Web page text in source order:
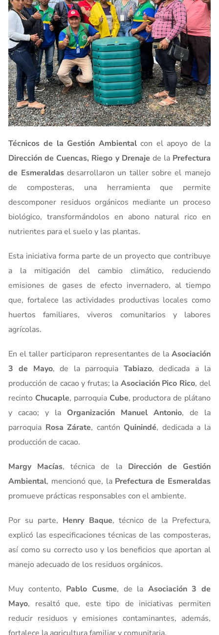
Técnicos de la Gestión Ambientalcon el apoyo de la
Dirección de Cuencas, Riego y Drenaje de la Prefectura
de Esmeraldasdesarrollaron un taller sobre el manejo
de composteras, una herramienta que permite
descomponer residuos orgánicos mediante un proceso
biológico, transformándolos en abono natural rico en
nutrientes para el suelo y las plantas.
Esta iniciativa forma parte de un proyecto que contribuye
a la mitigación del cambio climático, reduciendo
emisiones de gases de efecto invernadero, al tiempo
que, fortalece las actividades productivas locales como
huertos familiares, viveros comunitarios y labores
agrícolas.
En el taller participaron representantes de la Asociación
3 de Mayo, de la parroquia Tabiazo, dedicada a la
producción de cacao y frutas; la Asociación Pico Rico, del
recinto Chucaple, parroquia Cube, productora de plátano
y cacao; y la Organización Manuel Antonio, de la
parroquia Rosa Zárate, cantón Quinindé, dedicada a la
producción de cacao.
Margy Macías, técnica de la Dirección de Gestión
Ambiental, mencionó que, la Prefectura de Esmeraldas
promueve prácticas responsables con el ambiente.
Por su parte, Henry Baque, técnico de la Prefectura,
explicó las especificaciones técnicas de las composteras,
así como su correcto uso y los beneficios que aportan al
manejo adecuado de los residuos orgánicos.
Muy contento, Pablo Cusme, de la Asociación 3 de
Mayo, resaltó que, este tipo de iniciativas permiten
reducir residuos y emisiones contaminantes, además,